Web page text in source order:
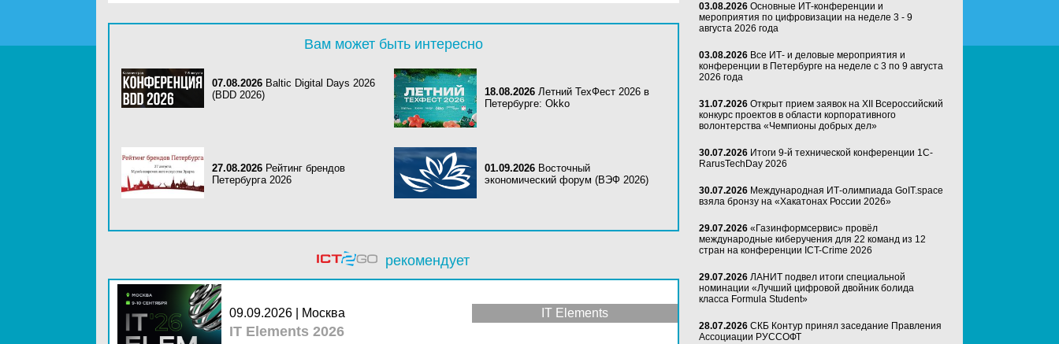
Вам может быть интересно
07.08.2026 Baltic Digital Days 2026
(BDD 2026)
18.08.2026 Летний ТехФест 2026 в
Петербурге: Okko
27.08.2026 Рейтинг брендов
Петербурга 2026
01.09.2026 Восточный
экономический форум (ВЭФ 2026)
рекомендует
IT Elements
09.09.2026 | Москва
IT Elements 2026
03.08.2026 Основные ИТ-конференции и
мероприятия по цифровизации на неделе 3 - 9
августа 2026 года
03.08.2026 Все ИТ- и деловые мероприятия и
конференции в Петербурге на неделе с 3 по 9 августа
2026 года
31.07.2026 Открыт прием заявок на XII Всероссийский
конкурс проектов в области корпоративного
волонтерства «Чемпионы добрых дел»
30.07.2026 Итоги 9-й технической конференции 1C-
RarusTechDay 2026
30.07.2026 Международная ИТ-олимпиада GoIT.space
взяла бронзу на «Хакатонах России 2026»
29.07.2026 «Газинформсервис» провёл
международные киберучения для 22 команд из 12
стран на конференции ICT-Crime 2026
29.07.2026 ЛАНИТ подвел итоги специальной
номинации «Лучший цифровой двойник болида
класса Formula Student»
28.07.2026 СКБ Контур принял заседание Правления
Ассоциации РУССОФТ